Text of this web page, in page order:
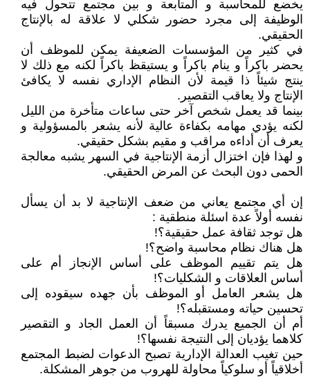
يخضع للمحاسبة و المتابعة و بين مجتمع تتحول فيه
الوظيفة إلى مجرد حضور شكلي لا علاقة له بالإنتاج
الحقيقي.
في كثير من المؤسسات الضعيفة يمكن للموظف أن
يحضر باكراً و ينام باكراً و يستيقظ باكراً لكنه مع ذلك لا
ينتج شيئاً ذا قيمة لأن النظام الإداري نفسه لا يكافئ
الإنتاج ولا يعاقب التقصير.
بينما قد يعمل شخص آخر حتى ساعات متأخرة من الليل
لكنه يؤدي مهامه بكفاءة عالية لأنه يشعر بالمسؤولية و
يعرف أن أداءه مراقب و مقيم بشكل حقيقي.
و لهذا فإن اختزال أزمة الإنتاجية في السهر يشبه معالجة
الحمى دون البحث عن المرض الحقيقي.
إن أي مجتمع يعاني من ضعف الإنتاجية لا بد أن يسأل
نفسه أولاً عدة اسئلة منطقية :
هل توجد ثقافة عمل حقيقية؟!
هل هناك نظام محاسبة واضح؟!
هل يتم تقييم الموظف على أساس الإنجاز أم على
أساس العلاقات و الشكليات؟!
هل يشعر العامل أو الموظف بأن جهده سيقوده إلى
تحسين حياته ومستقبله؟!
أم أن الجميع يدرك مسبقاً أن العمل الجاد و التقصير
كلاهما يؤديان إلى النتيجة نفسها؟!
حين تغيب العدالة الإدارية تصبح الدعوات لضبط المجتمع
أخلاقياً أو سلوكياً محاولة للهروب من جوهر المشكلة.